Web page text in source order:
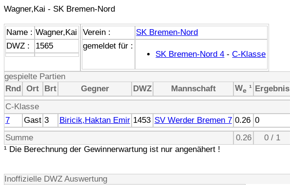
Wagner,Kai - SK Bremen-Nord
Name : Wagner,Kai
DWZ :
1565
Verein :
SK Bremen-Nord
gemeldet für :
SK Bremen-Nord 4 -C-Klasse
gespielte Partien
Rnd Ort Brt Gegner DWZ Mannschaft We ¹ Ergebnis
C-Klasse
7
Gast 3 Biricik,Haktan Emir 1453 SV Werder Bremen 7 0.26 0
Summe
0.26
0 / 1
¹ Die Berechnung der Gewinnerwartung ist nur angenähert !
Inoffizielle DWZ Auswertung